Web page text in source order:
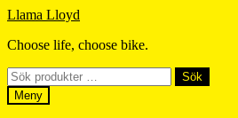
Hoppa
navigering
Hoppa
innehåll
Llama Lloyd
Choose life, choose bike.
Sök
efter:
Sök
Meny